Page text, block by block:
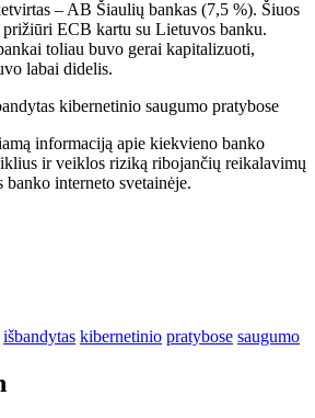
– AB Šiaulių bankas (7,5 %). Šiuos
ECB kartu su Lietuvos banku.
toliau buvo gerai kapitalizuoti,
labai didelis.
informaciją apie kiekvieno banko
ir veiklos riziką ribojančių reikalavimų
interneto svetainėje.
išbandytas kibernetinio pratybose saugumo